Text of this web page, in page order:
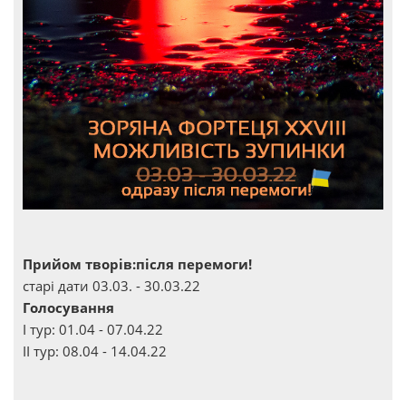
Прийом творів:після перемоги!
старі дати 03.03. - 30.03.22
Голосування
І тур: 01.04 - 07.04.22
ІІ тур: 08.04 - 14.04.22